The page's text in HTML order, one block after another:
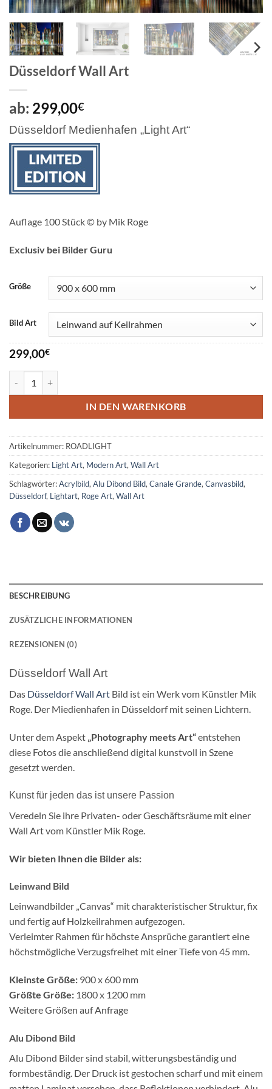
Düsseldorf Wall Art
ab: 299,00€
Düsseldorf Medienhafen „Light Art“
Auflage 100 Stück © by Mik Roge
Exclusiv bei Bilder Guru
Größe
Bild Art
299,00€
IN DEN WARENKORB
Artikelnummer: ROADLIGHT
Kategorien: Light Art, Modern Art, Wall Art
Schlagwörter:Acrylbild, Alu Dibond Bild, Canale Grande, Canvasbild,
Düsseldorf, Lightart, Roge Art, Wall Art
BESCHREIBUNG
ZUSÄTZLICHE INFORMATIONEN
REZENSIONEN (0)
Düsseldorf Wall Art
Das Düsseldorf Wall Art Bild ist ein Werk vom Künstler Mik
Roge. Der Miedienhafen in Düsseldorf mit seinen Lichtern.
Unter dem Aspekt „Photography meets Art“entstehen
diese Fotos die anschließend digital kunstvoll in Szene
gesetzt werden.
Kunst für jeden das ist unsere Passion
Veredeln Sie ihre Privaten- oder Geschäftsräume mit einer
Wall Art vom Künstler Mik Roge.
Wir bieten Ihnen die Bilder als:
Leinwand Bild
Leinwandbilder „Canvas“ mit charakteristischer Struktur, fix
und fertig auf Holzkeilrahmen aufgezogen.
Verleimter Rahmen für höchste Ansprüche garantiert eine
höchstmögliche Verzugsfreihet mit einer Tiefe von 45 mm.
Kleinste Größe: 900 x 600 mm
Größte Größe: 1800 x 1200 mm
Weitere Größen auf Anfrage
Alu Dibond Bild
Alu Dibond Bilder sind stabil, witterungsbeständig und
formbeständig. Der Druck ist gestochen scharf und mit einem